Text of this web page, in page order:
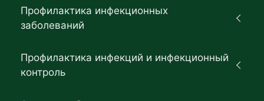
Профилактика инфекционных
заболеваний
Профилактика инфекций и инфекционный
контроль